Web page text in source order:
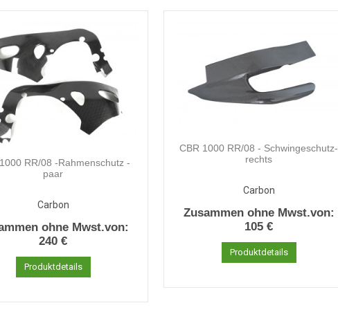
RR/08 -Rahmenschutz -
paar
Carbon
ohne Mwst.von:
240 €
Produktdetails
CBR 1000 RR/08 - Schwingeschutz-
rechts
Carbon
Zusammen ohne Mwst.von:
105 €
Produktdetails